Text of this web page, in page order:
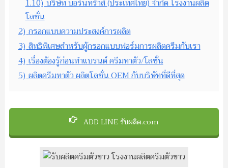
1.10) บริษัท บอร์นทร้าส์ (ประเทศไทย) จำกัด โรงงานผลิต
โลชั่น
2) กรอกแบบความประสงค์การผลิต
3) สิทธิพิเศษสำหรับผู้กรอกแบบฟอร์มการผลิตครีมกับเรา
4) เรื่องต้องรู้ก่อนทำแบรนด์ ครีมทาตัว/โลชั่น
5) ผลิตครีมทาตัว ผลิตโลชั่น OEM กับบริษัทที่ดีที่สุด
ADD LINE รับผลิต.com